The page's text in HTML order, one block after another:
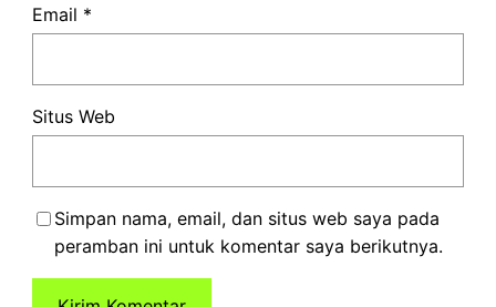
Email *
Situs Web
Simpan nama, email, dan situs web saya pada
peramban ini untuk komentar saya berikutnya.